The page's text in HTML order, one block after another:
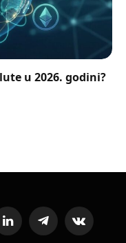
u 2026. godini?
LinkedInTelegramVKontakte